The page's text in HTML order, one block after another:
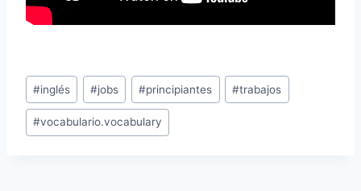
Etiquetas
de
la
#inglés #jobs #principiantes #trabajos
#vocabulario.vocabulary